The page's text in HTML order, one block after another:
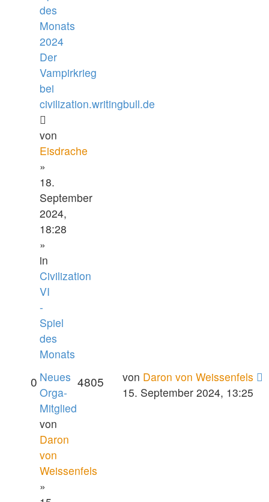
des
Monats
2024
Der
Vampirkrieg
bei
civilization.writingbull.de
von
Eisdrache
»
18.
September
2024,
18:28
»
in
Civilization
VI
-
Spiel
des
Monats
Neues
Orga-
Mitglied
von
Daron
von
Weissenfels
»
0 4805 von Daron von Weissenfels
15. September 2024, 13:25